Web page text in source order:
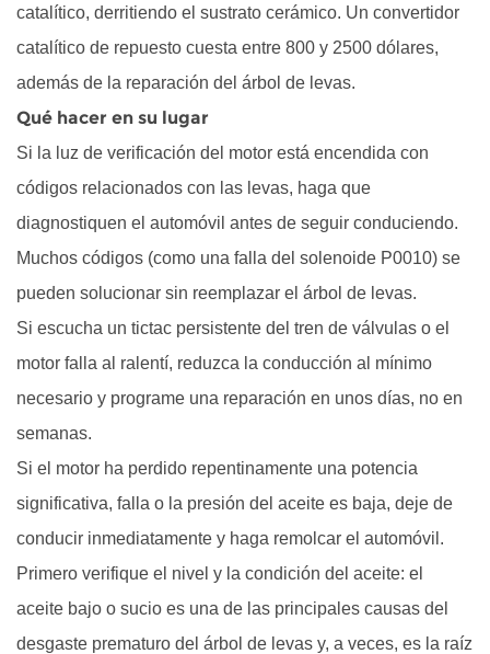
catalítico, derritiendo el sustrato cerámico. Un convertidor
catalítico de repuesto cuesta entre 800 y 2500 dólares,
además de la reparación del árbol de levas.
Qué hacer en su lugar
Si la luz de verificación del motor está encendida con
códigos relacionados con las levas, haga que
diagnostiquen el automóvil antes de seguir conduciendo.
Muchos códigos (como una falla del solenoide P0010) se
pueden solucionar sin reemplazar el árbol de levas.
Si escucha un tictac persistente del tren de válvulas o el
motor falla al ralentí, reduzca la conducción al mínimo
necesario y programe una reparación en unos días, no en
semanas.
Si el motor ha perdido repentinamente una potencia
significativa, falla o la presión del aceite es baja, deje de
conducir inmediatamente y haga remolcar el automóvil.
Primero verifique el nivel y la condición del aceite: el
aceite bajo o sucio es una de las principales causas del
desgaste prematuro del árbol de levas y, a veces, es la raíz